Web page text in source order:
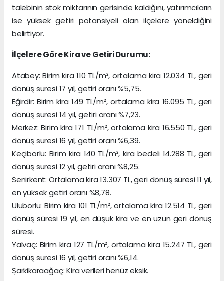
talebinin stok miktarının gerisinde kaldığını, yatırımcıların
ise yüksek getiri potansiyeli olan ilçelere yöneldiğini
belirtiyor.
İlçelere Göre Kira ve Getiri Durumu:
Atabey: Birim kira 110 TL/m², ortalama kira 12.034 TL, geri
dönüş süresi 17 yıl, getiri oranı %5,75.
Eğirdir: Birim kira 149 TL/m², ortalama kira 16.095 TL, geri
dönüş süresi 14 yıl, getiri oranı %7,23.
Merkez: Birim kira 171 TL/m², ortalama kira 16.550 TL, geri
dönüş süresi 16 yıl, getiri oranı %6,39.
Keçiborlu: Birim kira 140 TL/m², kira bedeli 14.288 TL, geri
dönüş süresi 12 yıl, getiri oranı %8,25.
Senirkent: Ortalama kira 13.307 TL, geri dönüş süresi 11 yıl,
en yüksek getiri oranı %8,78.
Uluborlu: Birim kira 101 TL/m², ortalama kira 12.514 TL, geri
dönüş süresi 19 yıl, en düşük kira ve en uzun geri dönüş
süresi.
Yalvaç: Birim kira 127 TL/m², ortalama kira 15.247 TL, geri
dönüş süresi 16 yıl, getiri oranı %6,14.
Şarkikaraağaç: Kira verileri henüz eksik.